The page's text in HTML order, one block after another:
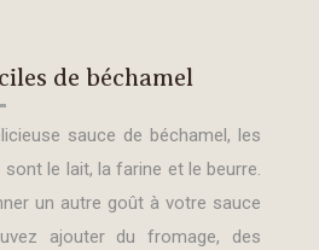
de béchamel
sauce de béchamel, les
le lait, la farine et le beurre.
un autre goût à votre sauce
ajouter du fromage, des